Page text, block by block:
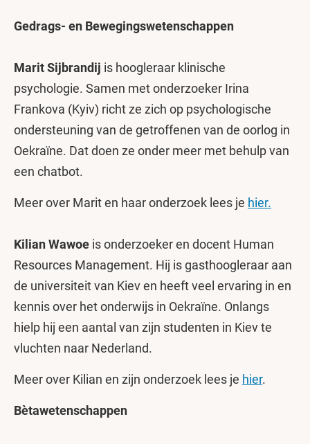
Gedrags- en Bewegingswetenschappen
Marit Sijbrandij is hoogleraar klinische
psychologie. Samen met onderzoeker Irina
Frankova (Kyiv) richt ze zich op psychologische
ondersteuning van de getroffenen van de oorlog in
Oekraïne. Dat doen ze onder meer met behulp van
een chatbot.
Meer over Marit en haar onderzoek lees je hier.
Kilian Wawoe is onderzoeker en docent Human
Resources Management. Hij is gasthoogleraar aan
de universiteit van Kiev en heeft veel ervaring in en
kennis over het onderwijs in Oekraïne. Onlangs
hielp hij een aantal van zijn studenten in Kiev te
vluchten naar Nederland.
Meer over Kilian en zijn onderzoek lees je hier.
Bètawetenschappen